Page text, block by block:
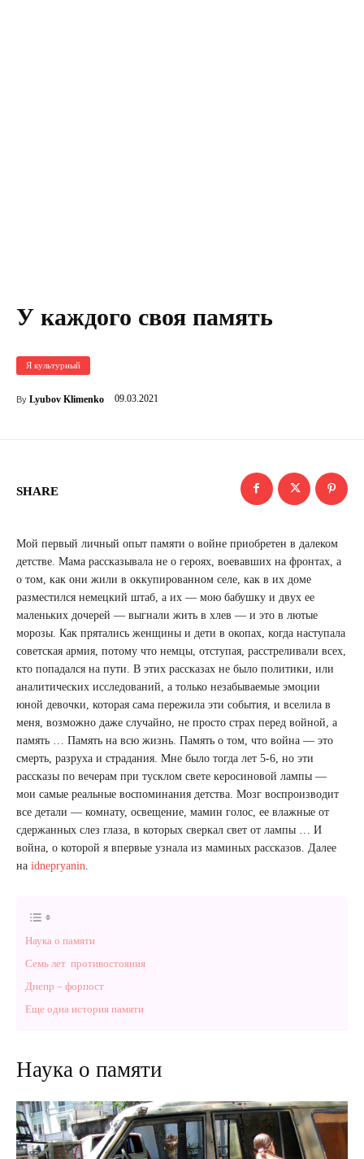
У каждого своя память
Я культурный
By Lyubov Klimenko 09.03.2021
SHARE
Мой первый личный опыт памяти о войне приобретен в далеком
детстве. Мама рассказывала не о героях, воевавших на фронтах, а
о том, как они жили в оккупированном селе, как в их доме
разместился немецкий штаб, а их — мою бабушку и двух ее
маленьких дочерей — выгнали жить в хлев — и это в лютые
морозы. Как прятались женщины и дети в окопах, когда наступала
советская армия, потому что немцы, отступая, расстреливали всех,
кто попадался на пути. В этих рассказах не было политики, или
аналитических исследований, а только незабываемые эмоции
юной девочки, которая сама пережила эти события, и вселила в
меня, возможно даже случайно, не просто страх перед войной, а
память … Память на всю жизнь. Память о том, что война — это
смерть, разруха и страдания. Мне было тогда лет 5-6, но эти
рассказы по вечерам при тусклом свете керосиновой лампы —
мои самые реальные воспоминания детства. Мозг воспроизводит
все детали — комнату, освещение, мамин голос, ее влажные от
сдержанных слез глаза, в которых сверкал свет от лампы … И
война, о которой я впервые узнала из маминых рассказов. Далее
на idnepryanin
Наука о памяти
Семь лет противостояния
Днепр – форпост
Еще одна история памяти
Наука о памяти